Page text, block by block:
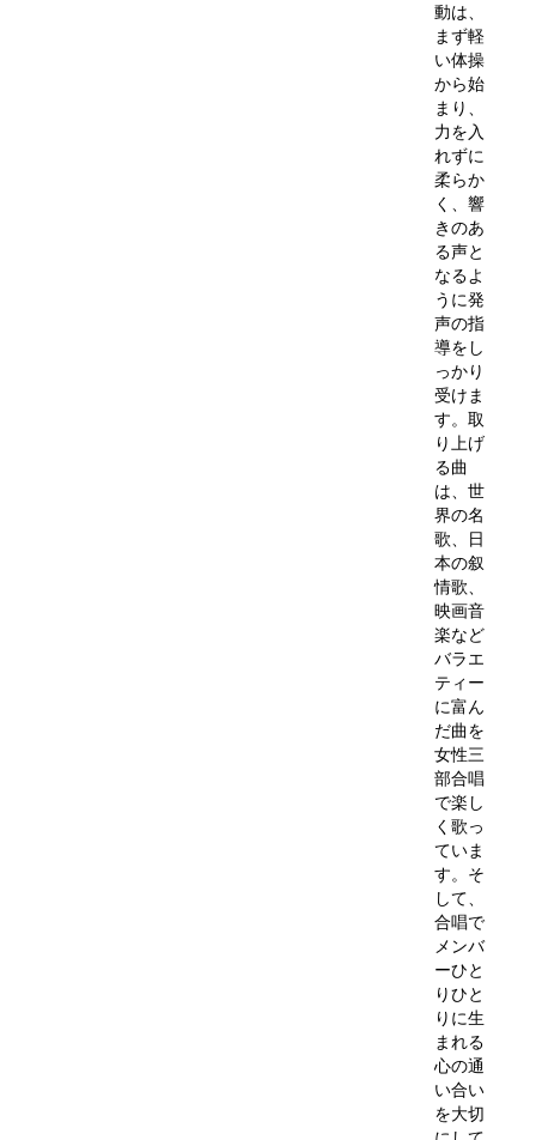
動は、
まず軽
い体操
から始
まり、
力を入
れずに
柔らか
く、響
きのあ
る声と
なるよ
うに発
声の指
導をし
っかり
受けま
す。取
り上げ
る曲
は、世
界の名
歌、日
本の叙
情歌、
映画音
楽など
バラエ
ティー
に富ん
だ曲を
女性三
部合唱
で楽し
く歌っ
ていま
す。そ
して、
合唱で
メンバ
ーひと
りひと
りに生
まれる
心の通
い合い
を大切